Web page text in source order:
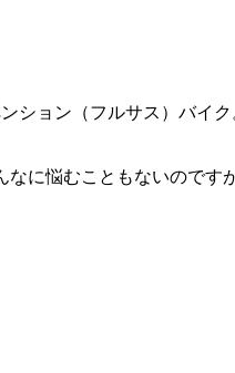
ション（フルサス）バイク
に悩むこともないので